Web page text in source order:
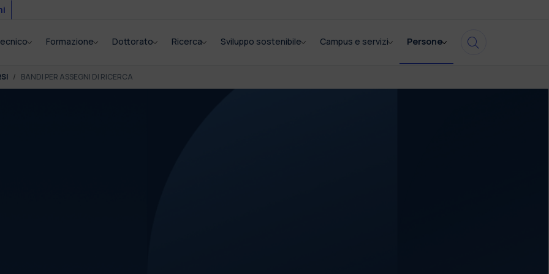
Formazione Dottorato Ricerca Sviluppo sostenibile Campus e servizi Persone
BANDI PER ASSEGNI DI RICERCA